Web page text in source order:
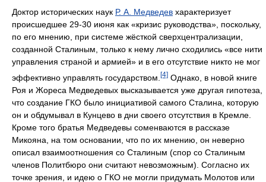
Доктор исторических наук Р. А. Медведев характеризует
происшедшее 29-30 июня как «кризис руководства», поскольку,
по его мнению, при системе жёсткой сверхцентрализации,
созданной Сталиным, только к нему лично сходились «все нити
управления страной и армией» и в его отсутствие никто не мог
эффективно управлять государством. [4] Однако, в новой книге
Роя и Жореса Медведевых высказывается уже другая гипотеза,
что создание ГКО было инициативой самого Сталина, которую
он и обдумывал в Кунцево в дни своего отсутствия в Кремле.
Кроме того братья Медведевы соменваются в рассказе
Микояна, на том основании, что по их мнению, он неверно
описал взаимоотношения со Сталиным (спор со Сталиным
членов Политбюро они считают невозможным). Согласно их
точке зрения, и идею о ГКО не могли придумать Молотов или